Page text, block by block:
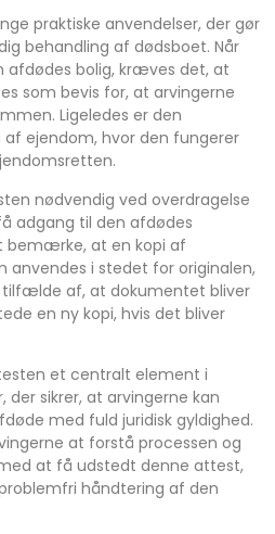
praktiske anvendelser, der gør
behandling af dødsboet. Når
afdødes bolig, kræves det, at
som bevis for, at arvingerne
Ligeledes er den
ejendom, hvor den fungerer
nødvendig ved overdragelse
adgang til den afdødes
bemærke, at en kopi af
i stedet for originalen,
af, at dokumentet bliver
en ny kopi, hvis det bliver
et centralt element i
sikrer, at arvingerne kan
med fuld juridisk gyldighed.
at forstå processen og
at få udstedt denne attest,
håndtering af den